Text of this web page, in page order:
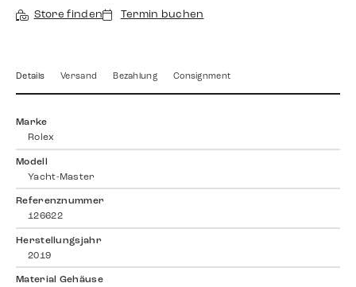
Store finden Termin buchen
Details Versand Bezahlung Consignment
Marke
Rolex
Modell
Yacht-Master
Referenznummer
126622
Herstellungsjahr
2019
Material Gehäuse